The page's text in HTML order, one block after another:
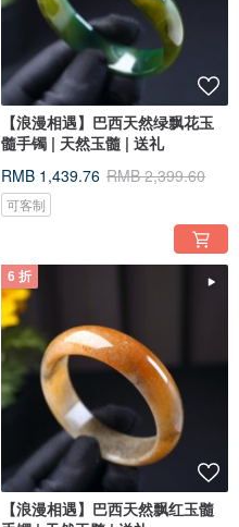
【浪漫相遇】巴西天然绿飘花玉
髓手镯 | 天然玉髓 | 送礼
RMB 1,439.76 RMB 2,399.60
可客制
6 折
【浪漫相遇】巴西天然飘红玉髓